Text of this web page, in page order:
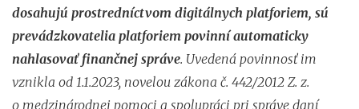
dosahujú prostredníctvom digitálnych platforiem, sú
prevádzkovatelia platforiem povinní automaticky
nahlasovať finančnej správe. Uvedená povinnosť im
vznikla od 1.1.2023, novelou zákona č. 442/2012 Z. z.
o medzinárodnej pomoci a spolupráci pri správe daní